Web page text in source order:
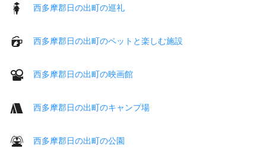
西多摩郡日の出町の巡礼
西多摩郡日の出町のペットと楽しむ施設
西多摩郡日の出町の映画館
西多摩郡日の出町のキャンプ場
西多摩郡日の出町の公園